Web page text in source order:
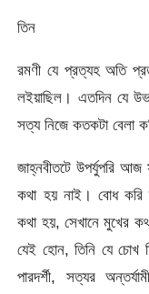
তিন
রমণী যে প্রত্যহ অতি
লইয়াছিল। এতদিন যে
সত্য নিজে কতকটা বেলা
জাহ্নবীতটে উপর্যুপরি আজ
কথা হয় নাই। বোধ করি
কথা হয়, সেখানে মুখের
যেই হোন, তিনি যে চোখ
পারদর্শী, সত্যর